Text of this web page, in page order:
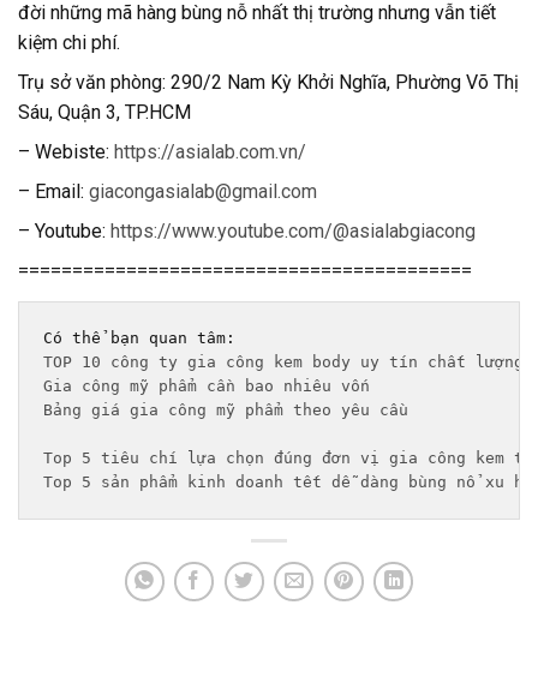
đời những mã hàng bùng nỗ nhất thị trường nhưng vẫn tiết
kiệm chi phí.
Trụ sở văn phòng: 290/2 Nam Kỳ Khởi Nghĩa, Phường Võ Thị
Sáu, Quận 3, TP.HCM
– Webiste: https://asialab.com.vn/
– Email: giacongasialab@gmail.com
– Youtube: https://www.youtube.com/@asialabgiacong
==========================================
TOP 10 công ty gia công kem body uy tín chất lượng
Gia công mỹ phẩm cần bao nhiêu vốn
Bảng giá gia công mỹ phẩm theo yêu cầu
Top 5 tiêu chí lựa chọn đúng đơn vị gia công kem
Top 5 sản phẩm kinh doanh tết dễ dàng bùng nổ xu